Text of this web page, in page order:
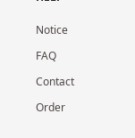
Notice
FAQ
Contact
Order